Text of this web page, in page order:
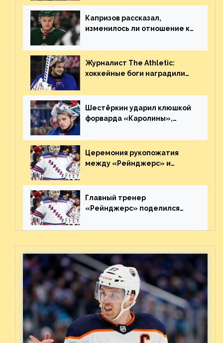
Плохая работа, ESPN
Капризов рассказал,
изменилось ли отношение к
Украине
Журналист The Athletic:
хоккейные боги наградили
великолепную игру
Шестёркин ударил клюшкой
форварда «Каролины»,
пятаке. Видео
Церемония рукопожатия
между «Рейнджерс» и
матча плей-офф. Видео
Главный тренер
«Рейнджерс» поделился
предстоящего финала